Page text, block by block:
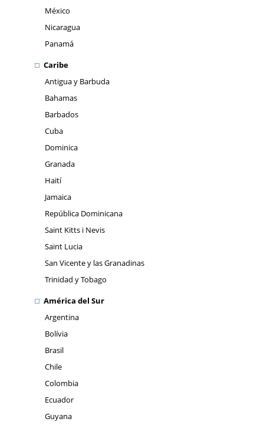
México
Nicaragua
Panamá
Caribe
Antigua y Barbuda
Bahamas
Barbados
Cuba
Dominica
Granada
Haití
Jamaica
República Dominicana
Saint Kitts i Nevis
Saint Lucia
San Vicente y las Granadinas
Trinidad y Tobago
América del Sur
Argentina
Bolívia
Brasil
Chile
Colombia
Ecuador
Guyana